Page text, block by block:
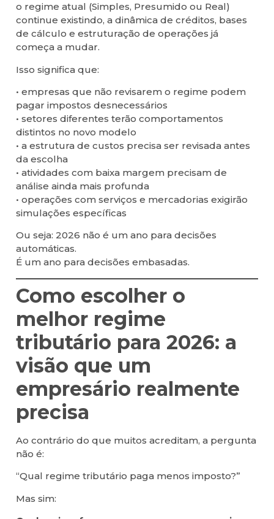
o regime atual (Simples, Presumido ou Real)
continue existindo, a dinâmica de créditos, bases
de cálculo e estruturação de operações já
começa a mudar.
Isso significa que:
• empresas que não revisarem o regime podem
pagar impostos desnecessários
• setores diferentes terão comportamentos
distintos no novo modelo
• a estrutura de custos precisa ser revisada antes
da escolha
• atividades com baixa margem precisam de
análise ainda mais profunda
• operações com serviços e mercadorias exigirão
simulações específicas
Ou seja: 2026 não é um ano para decisões
automáticas.
É um ano para decisões embasadas.
Como escolher o
melhor regime
tributário para 2026: a
visão que um
empresário realmente
precisa
Ao contrário do que muitos acreditam, a pergunta
não é:
“Qual regime tributário paga menos imposto?”
Mas sim: